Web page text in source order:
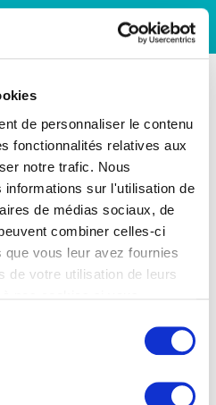
de personnaliser le contenu
fonctionnalités relatives aux
notre trafic. Nous
informations sur l'utilisation de
de médias sociaux, de
combiner celles-ci
vous leur avez fournies
de votre utilisation de leurs